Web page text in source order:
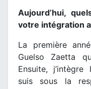
Aujourd’hui,
votre intégration
La première
Guelso Zaetta
Ensuite,
suis sous la